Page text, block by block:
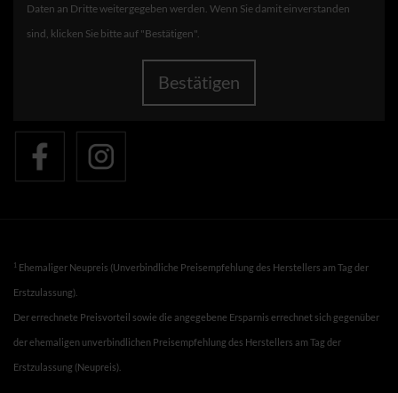
Daten an Dritte weitergegeben werden. Wenn Sie damit einverstanden
sind, klicken Sie bitte auf "Bestätigen".
Bestätigen
1 Ehemaliger Neupreis (Unverbindliche Preisempfehlung des Herstellers am Tag der
Erstzulassung).
Der errechnete Preisvorteil sowie die angegebene Ersparnis errechnet sich gegenüber
der ehemaligen unverbindlichen Preisempfehlung des Herstellers am Tag der
Erstzulassung (Neupreis).